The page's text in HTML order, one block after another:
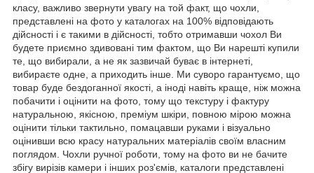
класу, важливо звернути увагу на той факт, що чохли,
представлені на фото у каталогах на 100% відповідають
дійсності і є такими в дійсності, тобто отримавши чохол Ви
будете приємно здивовані тим фактом, що Ви нарешті купили
те, що вибирали, а не як зазвичай буває в інтернеті,
вибираєте одне, а приходить інше. Ми суворо гарантуємо, що
товар буде бездоганної якості, а іноді навіть краще, ніж можна
побачити і оцінити на фото, тому що текстуру і фактуру
натуральною, якісною, преміум шкіри, повною мірою можна
оцінити тільки тактильно, помацавши руками і візуально
оцінивши всю красу натуральних матеріалів своїм власним
поглядом. Чохли ручної роботи, тому на фото ви не бачите
збігу вирізів камери і інших роз'ємів, каталоги представлені